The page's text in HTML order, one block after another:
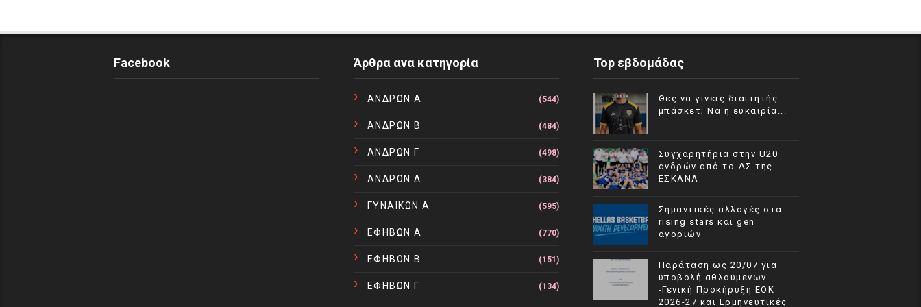
Facebook Άρθρα ανα κατηγορία
ΑΝΔΡΩΝ Α (544)
ΑΝΔΡΩΝ Β (484)
ΑΝΔΡΩΝ Γ (498)
ΑΝΔΡΩΝ Δ (384)
ΓΥΝΑΙΚΩΝ Α (595)
ΕΦΗΒΩΝ Α (770)
ΕΦΗΒΩΝ Β (151)
ΕΦΗΒΩΝ Γ (134)
Top εβδομάδας
Θες να γίνεις διαιτητής
μπάσκετ; Να η ευκαιρία...
Συγχαρητήρια στην U20
ανδρών από το ΔΣ της
ΕΣΚΑΝΑ
Σημαντικές αλλαγές στα
rising stars και gen
αγοριών
Παράταση ως 20/07 για
υποβολή αθλούμενων
-Γενική Προκήρυξη ΕΟΚ
2026-27 και Ερμηνευτικές